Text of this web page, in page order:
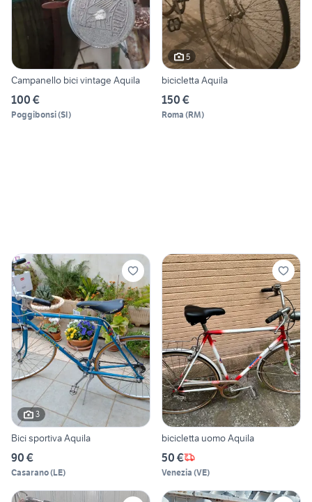
Campanello bici vintage Aquila
100 €
Poggibonsi(SI)
5
bicicletta Aquila
150 €
Roma (RM)
3
Bici sportiva Aquila
90 €
Casarano(LE)
bicicletta uomo Aquila
50 €
Venezia (VE)